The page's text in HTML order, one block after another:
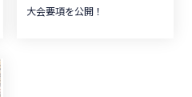
大会要項を公開！